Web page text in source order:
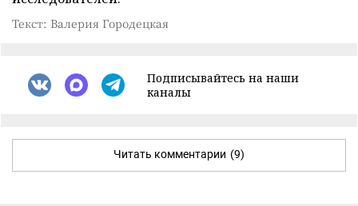
Текст: Валерия Городецкая
Подписывайтесь на наши
каналы
Читать комментарии (9)